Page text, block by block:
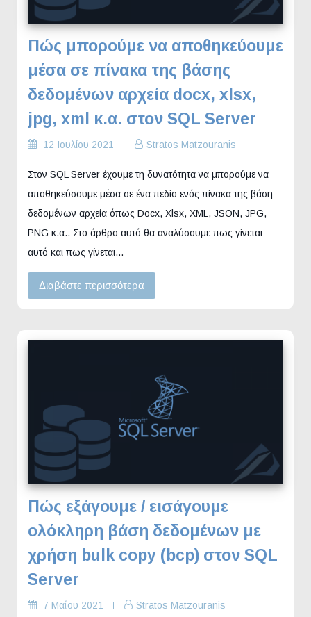
Πώς μπορούμε να αποθηκεύουμε
μέσα σε πίνακα της βάσης
δεδομένων αρχεία docx, xlsx,
jpg, xml κ.α. στον SQL Server
12 Ιουλίου 2021 Stratos Matzouranis
Στον SQL Server έχουμε τη δυνατότητα να μπορούμε να
αποθηκεύσουμε μέσα σε ένα πεδίο ενός πίνακα της βάση
δεδομένων αρχεία όπως Docx, Xlsx, XML, JSON, JPG,
PNG κ.α.. Στο άρθρο αυτό θα αναλύσουμε πως γίνεται
αυτό και πως γίνεται…
Διαβάστε περισσότερα
Πώς εξάγουμε / εισάγουμε
ολόκληρη βάση δεδομένων με
χρήση bulk copy (bcp) στον SQL
Server
7 Μαΐου 2021 Stratos Matzouranis